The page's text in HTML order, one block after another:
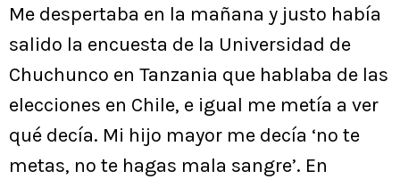
Me despertaba en la mañana y justo había
salido la encuesta de la Universidad de
Chuchunco en Tanzania que hablaba de las
elecciones en Chile, e igual me metía a ver
qué decía. Mi hijo mayor me decía ‘no te
metas, no te hagas mala sangre’. En